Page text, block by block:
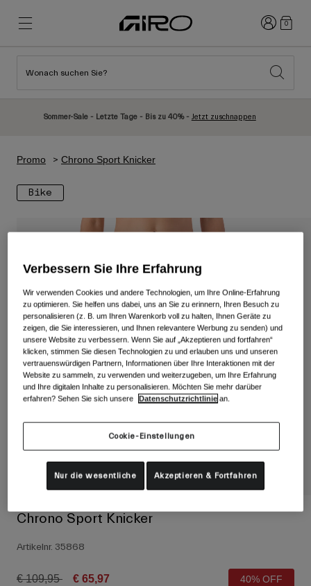
Neuzugänge
Rennrad Helme
Mountainbike Helme
Kinder Fahrradhelme
Alle anzeigen
Schuhe
Rennrad Schuhe
Mountainbike Schuhe
Gravel Schuhe
Rennrad Bekleidung
Mountainbike Bekleidung
Neuzugänge
Ski
Damen
Ersatzteile
Alle anzeigen
Schutzbrillen
Ski
Snowboard
Mit austauschbaren Gläsern
Damen
Anmelden
0
Wonach suchen Sie?
Sommer-Sale - Letzte Tage - Bis zu 40% - Jetzt zuschnappen
Promo Chrono Sport Knicker
Bike
Chrono Sport Knicker
Artikelnr. 35868
Price reduced from
€ 109,95to € 65,97 40% OFF
Verbessern Sie Ihre Erfahrung
Wir verwenden Cookies und andere Technologien, um Ihre Online-Erfahrung
zu optimieren. Sie helfen uns dabei, uns an Sie zu erinnern, Ihren Besuch zu
personalisieren (z. B. um Ihren Warenkorb voll zu halten, Ihnen Geräte zu
zeigen, die Sie interessieren, und Ihnen relevantere Werbung zu senden) und
unsere Website zu verbessern. Wenn Sie auf „Akzeptieren und fortfahren“
klicken, stimmen Sie diesen Technologien zu und erlauben uns und unseren
vertrauenswürdigen Partnern, Informationen über Ihre Interaktionen mit der
Website zu sammeln, zu verwenden und weiterzugeben, um Ihre Erfahrung
und Ihre digitalen Inhalte zu personalisieren. Möchten Sie mehr darüber
erfahren? Sehen Sie sich unsere
Datenschutzrichtlinie an.
Cookie-Einstellungen
Nur die wesentliche Akzeptieren & Fortfahren